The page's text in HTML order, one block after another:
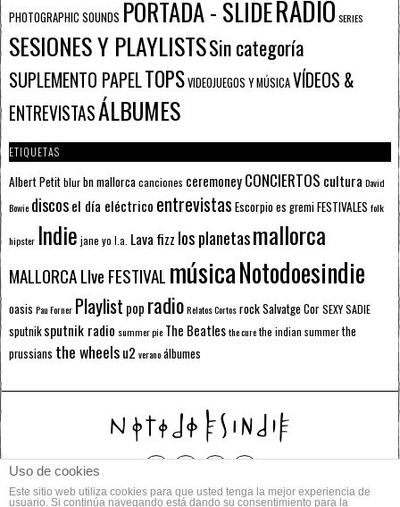
PHOTOGRAPHIC SOUNDS PORTADA - SLIDERADIO SERIES
SESIONES Y PLAYLISTSSin categoría
SUPLEMENTO PAPELTOPSVIDEOJUEGOS Y MÚSICAVÍDEOS &
ENTREVISTASÁLBUMES
ETIQUETAS
Albert Petitblurbn mallorcacanciones ceremoneyCONCIERTOS cultura David
Bowie discosel día eléctrico entrevistas Escorpioes gremiFESTIVALES folk
hipster Indie jane yo l.a. Lava fizz los planetasmallorca
MALLORCA LIve FESTIVAL músicaNotodoesindie
oasis Pau Forner Playlist pop radioRelatos CortosrockSalvatge CorSEXY SADIE
sputnik sputnik radio summer pie The Beatlesthe curethe indian summerthe
prussians the wheelsu2 veranoálbumes
© 2014 Todos los derechos reservados.
Uso de cookies
Este sitio web utiliza cookies para que usted tenga la mejor experiencia de
usuario. Si continúa navegando está dando su consentimiento para la